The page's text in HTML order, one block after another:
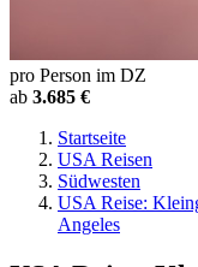
pro Person im DZ
ab 3.685 €
Startseite
USA Reisen
Südwesten
USA Reise:
Angeles